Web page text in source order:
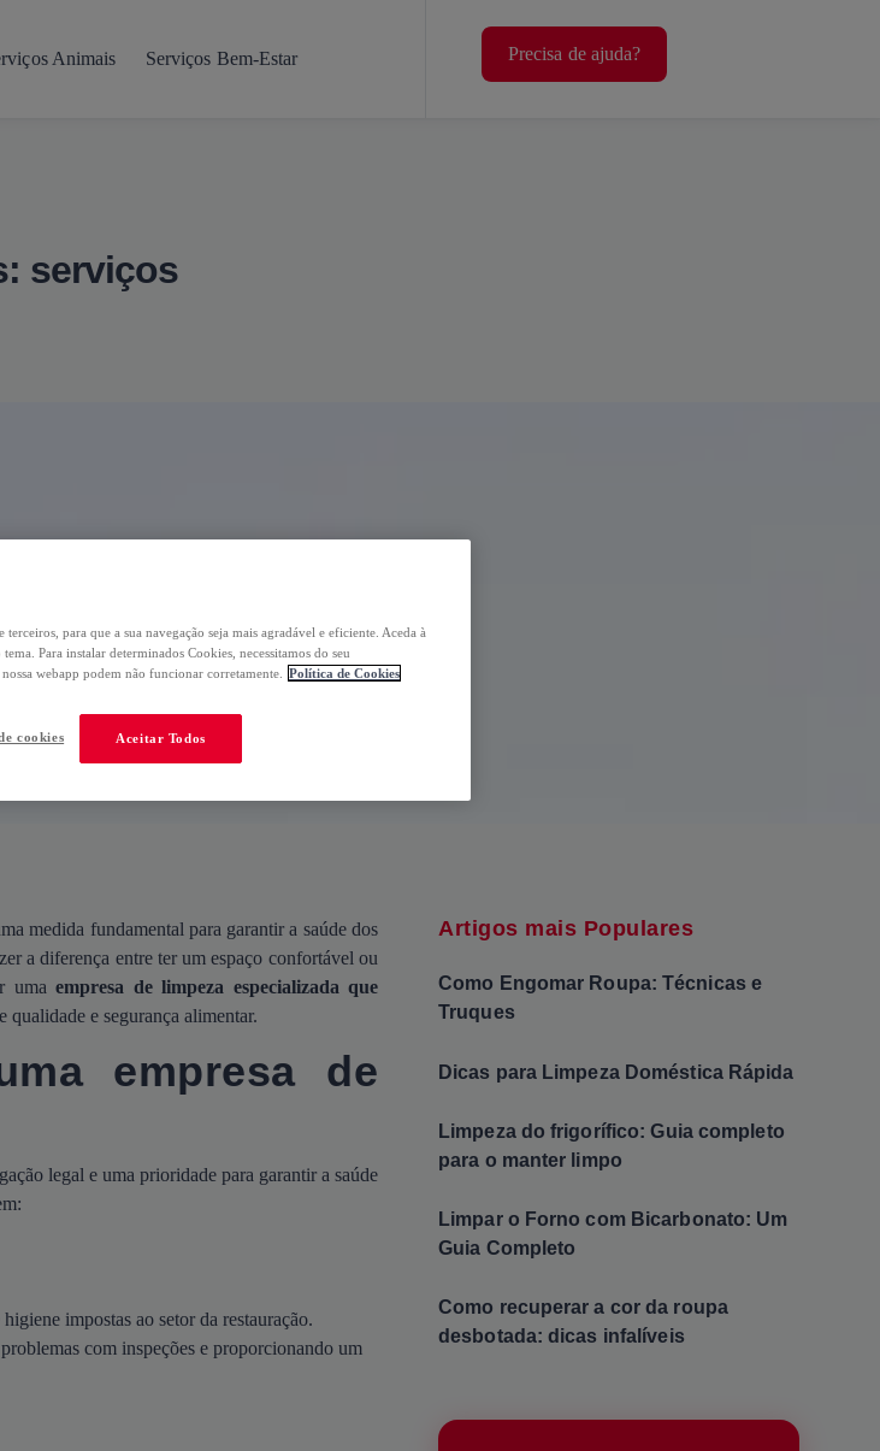
Animais Serviços Bem-Estar Precisa de ajuda?
serviços
medida fundamental para garantir a saúde dos
a diferença entre ter um espaço confortável ou
umaempresa de limpeza especializada que
qualidade e segurança alimentar.
empresa de
legal e uma prioridade para garantir a saúde
impostas ao setor da restauração.
com inspeções e proporcionando um
Artigos mais Populares
Como Engomar Roupa: Técnicas e
Truques
Dicas para Limpeza Doméstica Rápida
Limpeza do frigorífico: Guia completo
para o manter limpo
Limpar o Forno com Bicarbonato: Um
Guia Completo
Como recuperar a cor da roupa
desbotada: dicas infalíveis
para que a sua navegação seja mais agradável e eficiente. Aceda à
Para instalar determinados Cookies, necessitamos do seu
webapp podem não funcionar corretamente.
Política de Cookies
Aceitar Todos
cookies